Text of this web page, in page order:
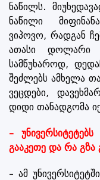
ნაწილს.
ნაწილი
ვიპოვო, რადგან
ათასი დოლარი
სამწუხაროდ,
შეძლებს ამხელა
ვეცდები,
დიდი თანადგომა
–
გააკეთე და რა გზა
– ამ